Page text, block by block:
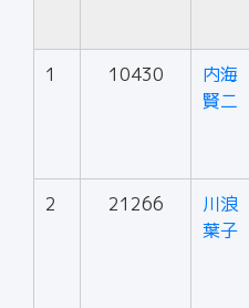
1 10430
内海
賢二
2 21266
川浪
葉子